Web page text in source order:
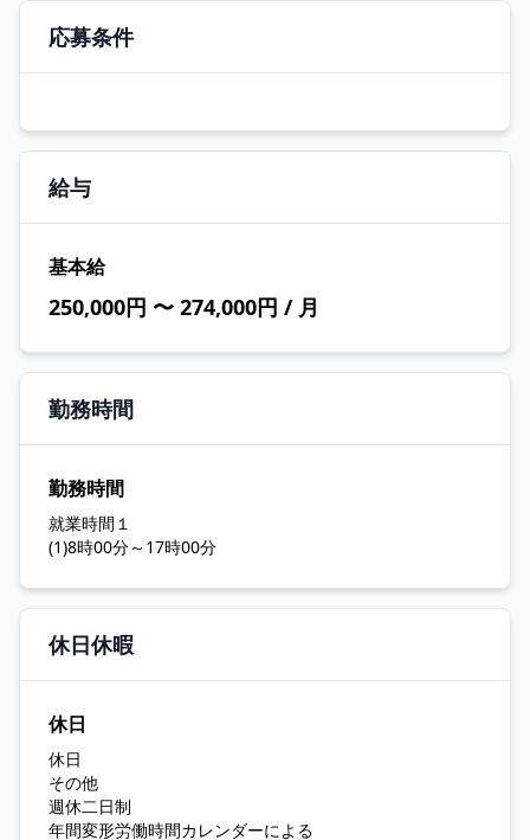
応募条件
給与
基本給
250,000円 〜 274,000円 / 月
勤務時間
勤務時間
就業時間１
(1)8時00分～17時00分
休日休暇
休日
休日
その他
週休二日制
年間変形労働時間カレンダーによる